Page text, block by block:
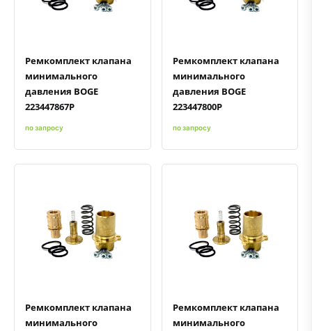
Ремкомплект клапана
минимального
давления BOGE
223447867P
по запросу
Ремкомплект клапана
минимального
давления BOGE
223447800P
по запросу
Быстрый просмотрДобавить к сравнению
Добавить в избранное
Ремкомплект клапана
минимального
Быстрый просмотрДобавить к сравнению
Добавить в избранное
Ремкомплект клапана
минимального